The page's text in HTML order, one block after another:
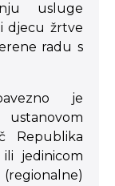
usluge
djecu žrtve
radu s
je
Republika
jedinicom